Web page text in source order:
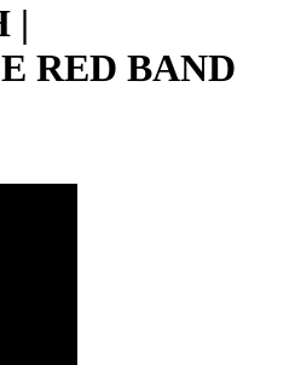
|
RED BAND